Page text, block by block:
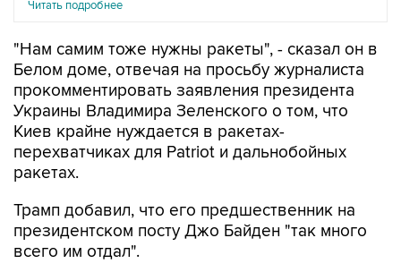
"Нам самим тоже нужны ракеты", - сказал он в
прокомментировать заявления президента
Украины Владимира Зеленского о том, что
Киев крайне нуждается в ракетах-
перехватчиках для Patriot и дальнобойных
ракетах.
Трамп добавил, что его предшественник на
всего им отдал".
В то же время, президент вновь заверил, что у